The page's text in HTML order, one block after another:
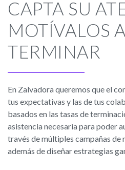
CAPTA SU
MOTÍVALOS A
TERMINAR
En Zalvadora queremos que el
tus expectativas y las de tus
basados en las tasas de
asistencia necesaria para poder
través de múltiples campañas de
además de diseñar estrategias